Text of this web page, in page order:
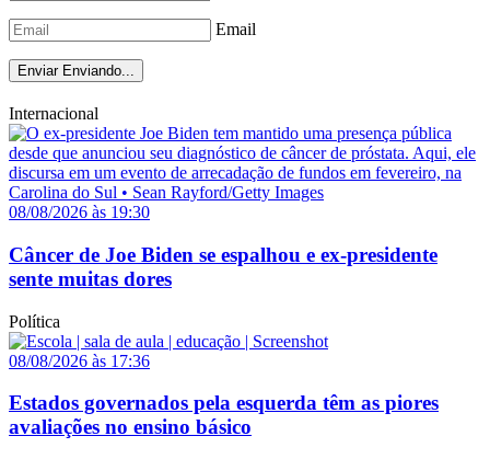
Email
Enviar Enviando...
Internacional
08/08/2026 às 19:30
Câncer de Joe Biden se espalhou e ex-presidente
sente muitas dores
Política
08/08/2026 às 17:36
Estados governados pela esquerda têm as piores
avaliações no ensino básico